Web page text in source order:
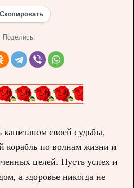
Поделись:
своей судьбы,
корабль по волнам жизни и
целей. Пусть успех и
а здоровье никогда не